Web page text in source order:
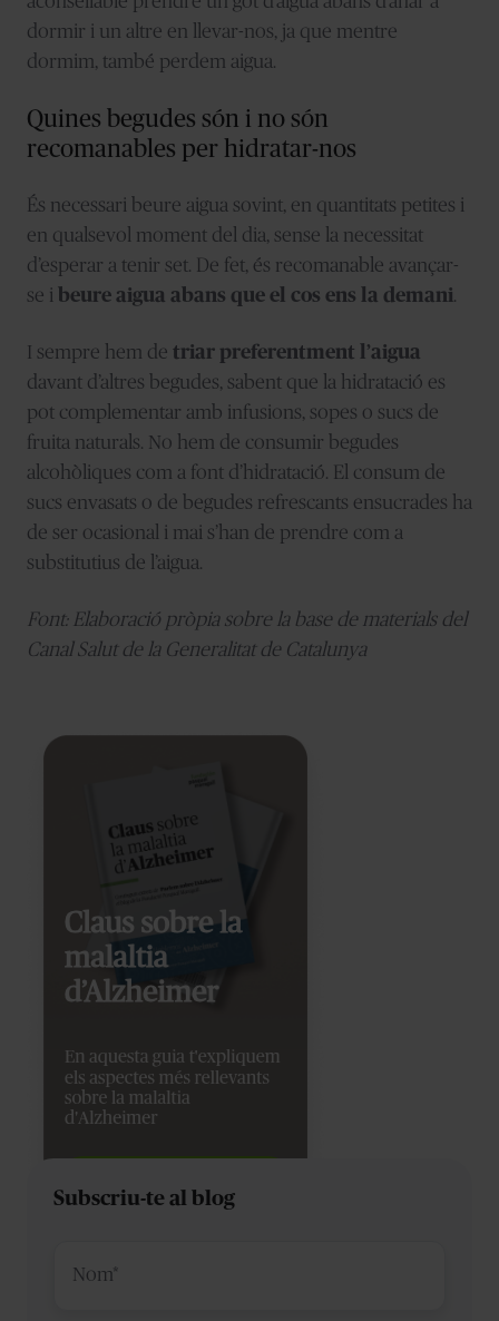
dormir i un altre en llevar-nos, ja que mentre
dormim, també perdem aigua.
Quines begudes són i no són
recomanables per hidratar-nos
És necessari beure aigua sovint, en quantitats petites i
en qualsevol moment del dia, sense la necessitat
d’esperar a tenir set. De fet, és recomanable avançar-
se i beure aigua abans que el cos ens la demani.
I sempre hem de triar preferentment l’aigua
davant d’altres begudes, sabent que la hidratació es
pot complementar amb infusions, sopes o sucs de
fruita naturals. No hem de consumir begudes
alcohòliques com a font d’hidratació. El consum de
sucs envasats o de begudes refrescants ensucrades ha
de ser ocasional i mai s’han de prendre com a
substitutius de l’aigua.
Font: Elaboració pròpia sobre la base de materials del
Canal Salut de la Generalitat de Catalunya
Subscriu-te al blog